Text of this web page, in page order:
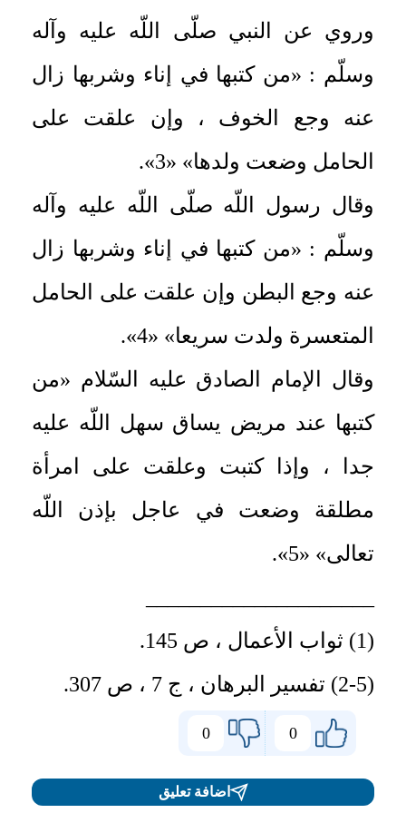
وروي عن النبي صلّى اللّه عليه وآله
وسلّم : «من كتبها في إناء وشربها زال
عنه وجع الخوف ، وإن علقت على
الحامل وضعت ولدها» «3».
وقال رسول اللّه صلّى اللّه عليه وآله
وسلّم : «من كتبها في إناء وشربها زال
عنه وجع البطن وإن علقت على الحامل
المتعسرة ولدت سريعا» «4».
وقال الإمام الصادق عليه السّلام «من
كتبها عند مريض يساق سهل اللّه عليه
جدا ، وإذا كتبت وعلقت على امرأة
مطلقة وضعت في عاجل بإذن اللّه
تعالى» «5».
(1) ثواب الأعمال ، ص 145.
(2-5) تفسير البرهان ، ج 7 ، ص 307.
0
0
اضافة تعليق